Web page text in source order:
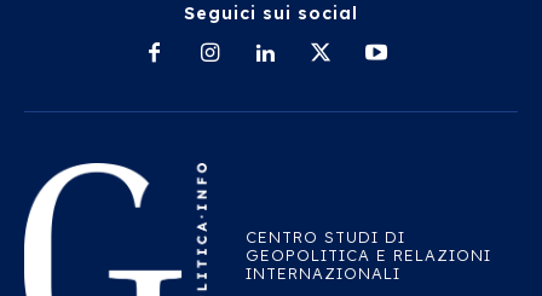
Seguici sui social
CENTRO STUDI DI
GEOPOLITICA E RELAZIONI
INTERNAZIONALI